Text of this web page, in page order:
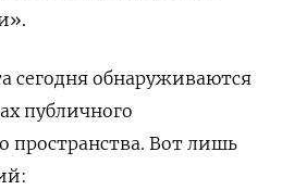
сегодня обнаруживаются
публичного
пространства. Вот лишь